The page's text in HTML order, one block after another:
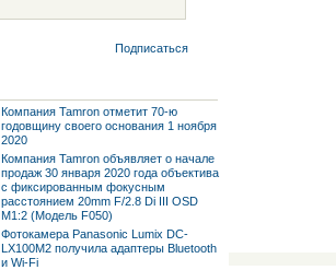
Подписаться
Компания Tamron отметит 70-ю
годовщину своего основания 1 ноября
2020
Компания Tamron объявляет о начале
продаж 30 января 2020 года объектива
с фиксированным фокусным
расстоянием 20mm F/2.8 Di III OSD
M1:2 (Модель F050)
Фотокамера Panasonic Lumix DC-
LX100M2 получила адаптеры Bluetooth
и Wi-Fi